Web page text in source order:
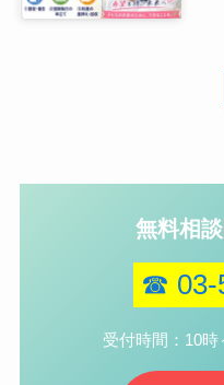
無料相
☎ 03-
受付時間：10時